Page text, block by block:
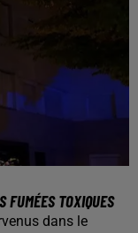
FUMÉES TOXIQUES
dans le